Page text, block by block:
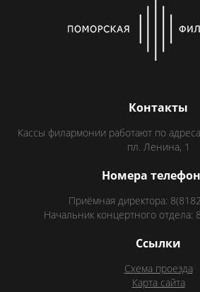
Контакты
Кассы филармонии работают по
пл. Ленина, 1
Номера
Приёмная директора:
Начальник концертного отдела:
Ссылки
Схема проезда
Карта сайта